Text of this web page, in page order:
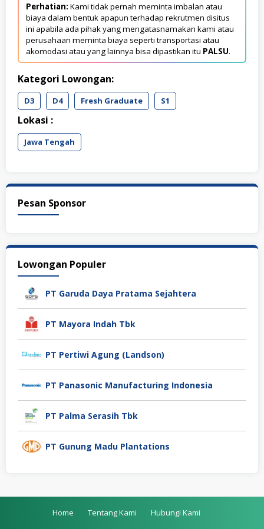
Perhatian: Kami tidak pernah meminta imbalan atau
biaya dalam bentuk apapun terhadap rekrutmen disitus
ini apabila ada pihak yang mengatasnamakan kami atau
perusahaan meminta biaya seperti transportasi atau
akomodasi atau yang lainnya bisa dipastikan itu PALSU.
Kategori Lowongan:
D3 D4 Fresh Graduate S1
Lokasi :
Jawa Tengah
Pesan Sponsor
Lowongan Populer
PT Garuda Daya Pratama Sejahtera
PT Mayora Indah Tbk
PT Pertiwi Agung (Landson)
PT Panasonic Manufacturing Indonesia
PT Palma Serasih Tbk
PT Gunung Madu Plantations
Home Tentang Kami Hubungi Kami